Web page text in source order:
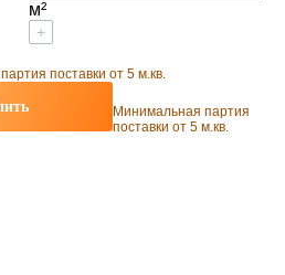
м²
+
поставки от 5 м.кв.
Минимальная партия
поставки от 5 м.кв.